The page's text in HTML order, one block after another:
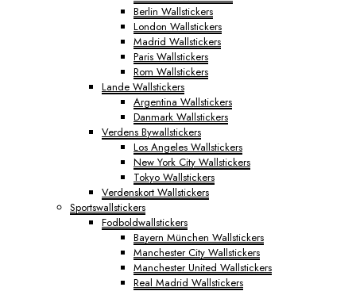
Berlin Wallstickers
London Wallstickers
Madrid Wallstickers
Paris Wallstickers
Rom Wallstickers
Lande Wallstickers
Argentina Wallstickers
Danmark Wallstickers
Verdens Bywallstickers
Los Angeles Wallstickers
New York City Wallstickers
Tokyo Wallstickers
Verdenskort Wallstickers
Sportswallstickers
Fodboldwallstickers
Bayern München Wallstickers
Manchester City Wallstickers
Manchester United Wallstickers
Real Madrid Wallstickers